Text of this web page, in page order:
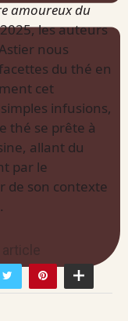
amoureux du
les auteurs
nous
du thé en
cet
infusions,
thé se prête à
allant du
par le
de son contexte